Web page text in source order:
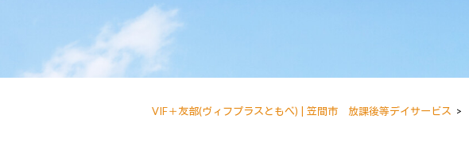
VIF＋友部(ヴィフプラスともべ) | 笠間市 放課後等デイサービス >